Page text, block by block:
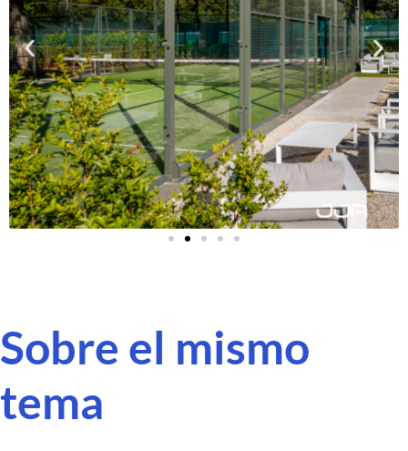
Sobre el mismo
tema